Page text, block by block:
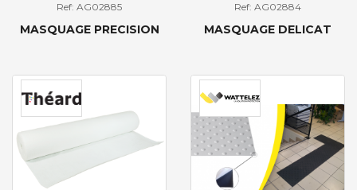
Ref: AG02885
MASQUAGE PRECISION
Ref: AG02884
MASQUAGE DELICAT